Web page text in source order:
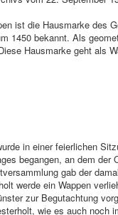
ist die Hausmarke des
1450 bekannt. Als
Hausmarke geht als
in einer feierlichen
begangen, an dem
gab der
werde ein Wappen
zur Begutachtung
wie es auch noch